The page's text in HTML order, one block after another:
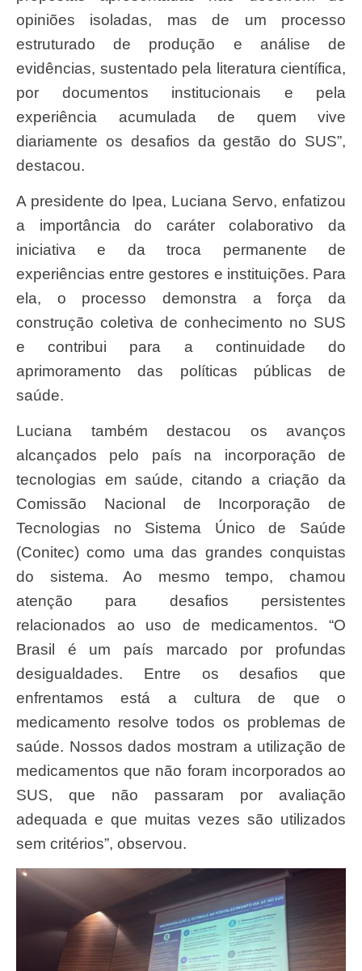
opiniões isoladas, mas de um processo
estruturado de produção e análise de
evidências, sustentado pela literatura científica,
por documentos institucionais e pela
experiência acumulada de quem vive
diariamente os desafios da gestão do SUS”,
destacou.
A presidente do Ipea, Luciana Servo, enfatizou
a importância do caráter colaborativo da
iniciativa e da troca permanente de
experiências entre gestores e instituições. Para
ela, o processo demonstra a força da
construção coletiva de conhecimento no SUS
e contribui para a continuidade do
aprimoramento das políticas públicas de
saúde.
Luciana também destacou os avanços
alcançados pelo país na incorporação de
tecnologias em saúde, citando a criação da
Comissão Nacional de Incorporação de
Tecnologias no Sistema Único de Saúde
(Conitec) como uma das grandes conquistas
do sistema. Ao mesmo tempo, chamou
atenção para desafios persistentes
relacionados ao uso de medicamentos. “O
Brasil é um país marcado por profundas
desigualdades. Entre os desafios que
enfrentamos está a cultura de que o
medicamento resolve todos os problemas de
saúde. Nossos dados mostram a utilização de
medicamentos que não foram incorporados ao
SUS, que não passaram por avaliação
adequada e que muitas vezes são utilizados
sem critérios”, observou.